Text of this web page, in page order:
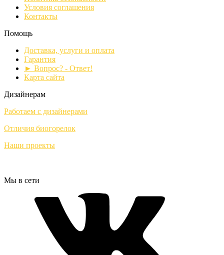
Условия соглашения
Контакты
Помощь
Доставка, услуги и оплата
Гарантия
► Вопрос? - Ответ!
Карта сайта
Дизайнерам
Работаем с дизайнерами
Отличия биогорелок
Наши проекты
Мы в сети